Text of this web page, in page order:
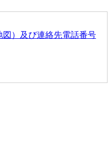
）及び連絡先電話番号